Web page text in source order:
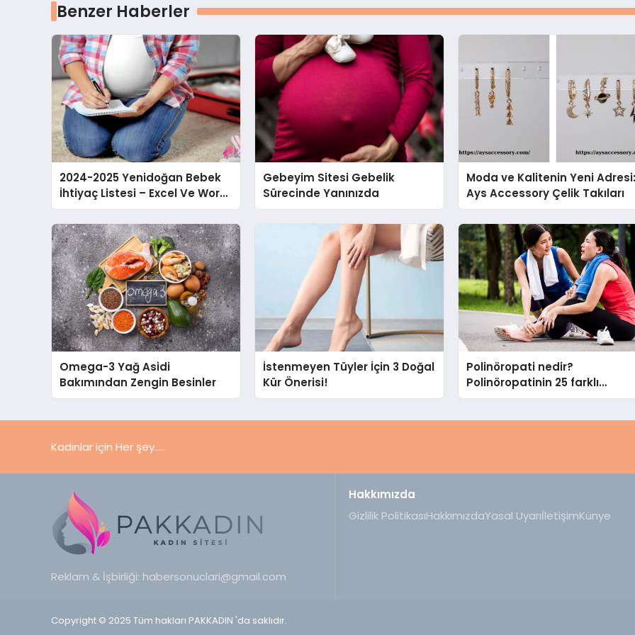
Benzer Haberler
2024-2025 Yenidoğan Bebek
İhtiyaç Listesi – Excel Ve Word
Formatında
Gebeyim Sitesi Gebelik
Sürecinde Yanınızda
Moda ve Kalitenin Yeni
Ays Accessory Çelik Takıları
Omega-3 Yağ Asidi
Bakımından Zengin Besinler
İstenmeyen Tüyler İçin 3 Doğal
Kür Önerisi!
Polinöropati nedir?
Polinöropatinin 25 farklı
belirtisi, nedenleri ve tedavisi
Kadınlar için Her şey.....
Reklam & İşbirliği: habersonuclari@gmail.com
Hakkımızda
Gizlilik PolitikasıHakkımızdaYasal UyarıİletişimKünye
Copyright © 2025 Tüm hakları PAKKADIN 'da saklıdır.